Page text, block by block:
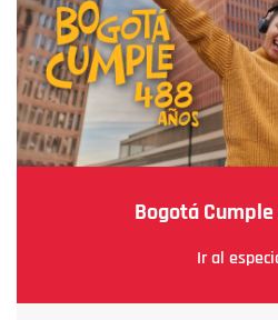
Bogotá
Ir al